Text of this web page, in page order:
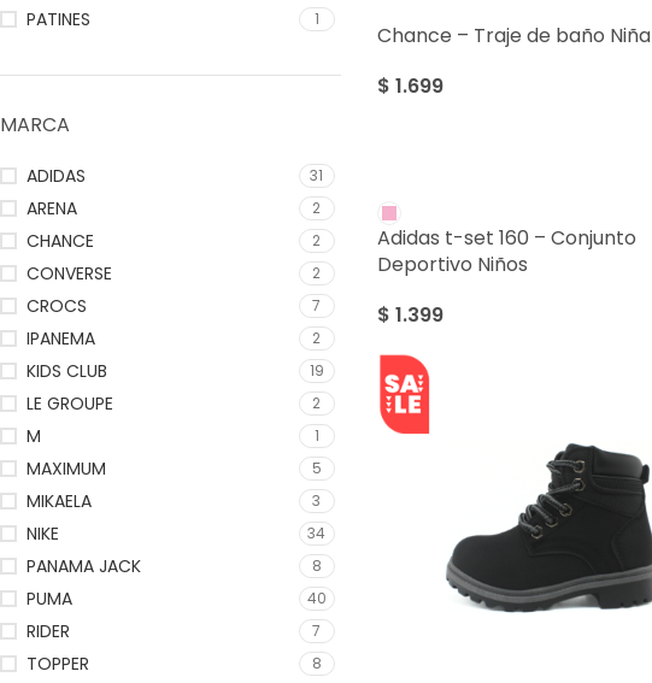
PATINES 1
MARCA
ADIDAS 31
ARENA 2
CHANCE 2
CONVERSE 2
CROCS 7
IPANEMA 2
KIDS CLUB 19
LE GROUPE 2
M 1
MAXIMUM 5
MIKAELA 3
NIKE 34
PANAMA JACK 8
PUMA 40
RIDER 7
TOPPER 8
Chance – Traje de baño Niña
$ 1.699
Adidas t-set 160 – Conjunto
Deportivo Niños
$ 1.399